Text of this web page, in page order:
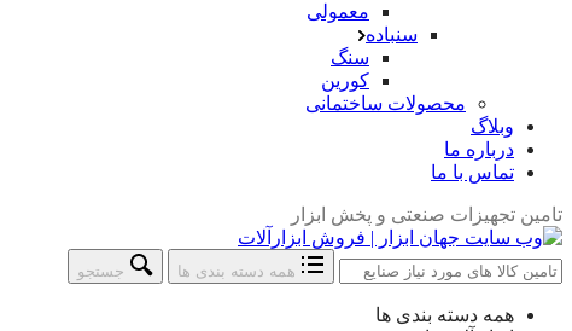
معمولی
سنباده
سنگ
کورین
محصولات ساختمانی
وبلاگ
درباره ما
تماس با ما
تامین تجهیزات صنعتی و پخش ابزار
همه دسته بندی ها جستجو
همه دسته بندی ها